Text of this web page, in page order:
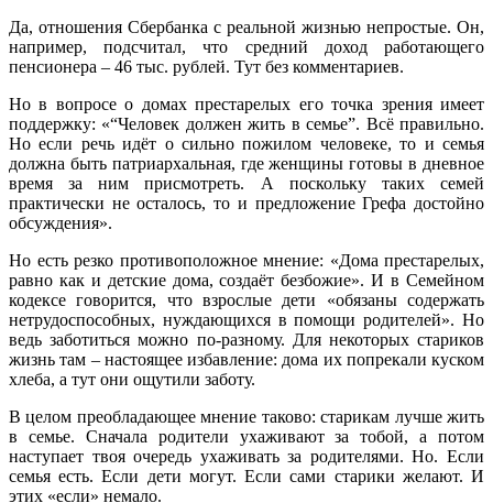
Да, отношения Сбербанка с реальной жизнью непростые. Он,
например, подсчитал, что средний доход работающего
пенсионера – 46 тыс. рублей. Тут без комментариев.
Но в вопросе о домах престарелых его точка зрения имеет
поддержку: «“Человек должен жить в семье”. Всё правильно.
Но если речь идёт о сильно пожилом человеке, то и семья
должна быть патриархальная, где женщины готовы в дневное
время за ним присмотреть. А поскольку таких семей
практически не осталось, то и предложение Грефа достойно
обсуждения».
Но есть резко противоположное мнение: «Дома престарелых,
равно как и детские дома, создаёт безбожие». И в Семейном
кодексе говорится, что взрослые дети «обязаны содержать
нетрудоспособных, нуждающихся в помощи родителей». Но
ведь заботиться можно по-разному. Для некоторых стариков
жизнь там – настоящее избавление: дома их попрекали куском
хлеба, а тут они ощутили заботу.
В целом преобладающее мнение таково: старикам лучше жить
в семье. Сначала родители ухаживают за тобой, а потом
наступает твоя очередь ухаживать за родителями. Но. Если
семья есть. Если дети могут. Если сами старики желают. И
этих «если» немало.